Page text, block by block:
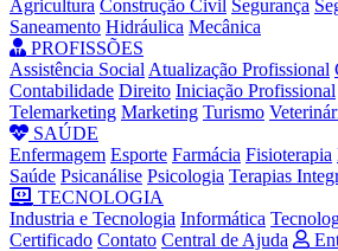
Agricultura Construção Civil Segurança
Saneamento Hidráulica Mecânica
PROFISSÕES
Assistência Social Atualização Profissional
Contabilidade Direito Iniciação Profissional
Telemarketing Marketing Turismo
SAÚDE
Enfermagem Esporte Farmácia Fisioterapia
Saúde Psicanálise Psicologia Terapias
TECNOLOGIA
Industria e Tecnologia Informática
Certificado Contato Central de Ajuda